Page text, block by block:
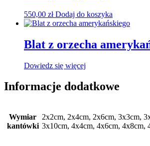
550,00 zł Dodaj do koszyka
Blat z orzecha
Dowiedz się więcej
Informacje dodatkowe
Wymiar
kantówki
2x2cm, 2x4cm, 2x6cm, 3x3cm,
3x10cm, 4x4cm, 4x6cm, 4x8cm,